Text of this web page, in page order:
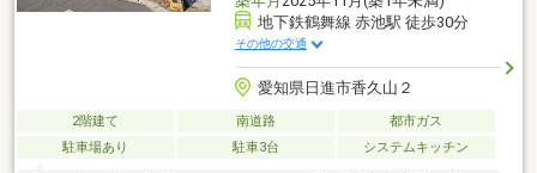
地下鉄鶴舞線 赤池駅 徒歩30分
その他の交通
愛知県日進市香久山２
2階建て 南道路
都市ガス
駐車場あり
駐車3台 システムキッチン